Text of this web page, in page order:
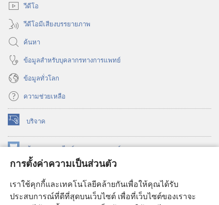
การตั้งค่าความเป็นส่วนตัว
เราใช้คุกกี้และเทคโนโลยีคล้ายกันเพื่อให้คุณได้รับ
ประสบการณ์ที่ดีที่สุดบนเว็บไซต์ เพื่อที่เว็บไซต์ของเราจะ
วีดีโอ
วีดีโอมีเสียงบรรยายภาพ
ค้นหา
ข้อมูล​สำหรับ​บุคลากร​ทาง​การ​แพทย์
ข้อมูล​ทั่ว​โลก
ความช่วยเหลือ
บริจาค
(เปิด
หน้าต่าง
ใหม่) ห้องสมุดออนไลน์ของวอชเทาเวอร์
หน้าต่าง
®
หน้าต่าง
ใหม่) JW Library®